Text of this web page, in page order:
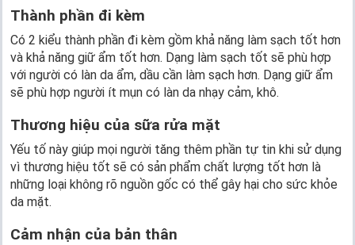
Thành phần đi kèm
Có 2 kiểu thành phần đi kèm gồm khả năng làm sạch tốt hơn
và khả năng giữ ẩm tốt hơn. Dạng làm sạch tốt sẽ phù hợp
với người có làn da ẩm, dầu cần làm sạch hơn. Dạng giữ ẩm
sẽ phù hợp người ít mụn có làn da nhạy cảm, khô.
Thương hiệu của sữa rửa mặt
Yếu tố này giúp mọi người tăng thêm phần tự tin khi sử dụng
vì thương hiệu tốt sẽ có sản phẩm chất lượng tốt hơn là
những loại không rõ nguồn gốc có thể gây hại cho sức khỏe
da mặt.
Cảm nhận của bản thân